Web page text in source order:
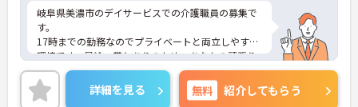
岐阜県美濃市のデイサービスでの介護職員の募集で
す。
17時までの勤務なのでプライベートと両立しやすい
環境です。昇給・賞与ありのため、あなたの頑張り
がしっかり評価されます。
ご興味のある方は、面接のポイントをお伝えします
のでお気軽にお問い合せください。
詳細を見る 無料 紹介してもらう